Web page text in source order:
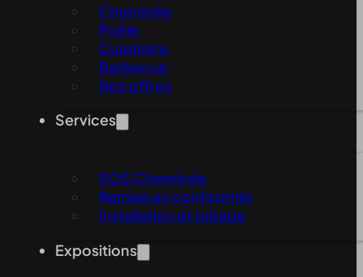
Cheminée
Poêle
Cuisinière
Barbecue
Nos offres
Services
SOS Cheminée
Remise en conformité
Installation et tubage
Expositions